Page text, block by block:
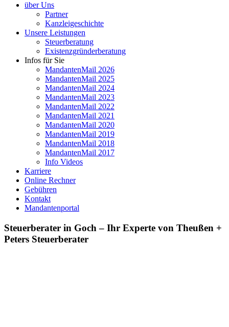
über Uns
Partner
Kanzleigeschichte
Unsere Leistungen
Steuerberatung
Existenzgründerberatung
Infos für Sie
MandantenMail 2026
MandantenMail 2025
MandantenMail 2024
MandantenMail 2023
MandantenMail 2022
MandantenMail 2021
MandantenMail 2020
MandantenMail 2019
MandantenMail 2018
MandantenMail 2017
Info Videos
Karriere
Online Rechner
Gebühren
Kontakt
Mandantenportal
Steuerberater in Goch – Ihr Experte von Theußen +
Peters Steuerberater